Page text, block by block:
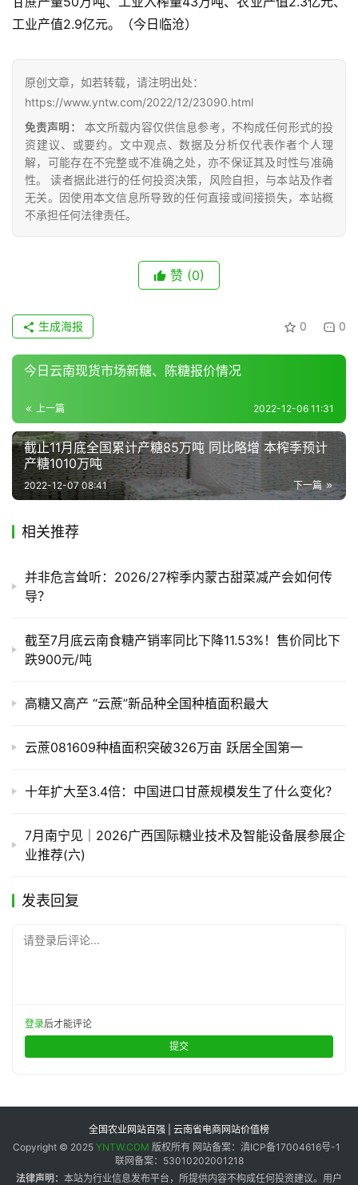
链
产
销
储
运
工业产值2.9亿元。（今日临沧）
原创文章，如若转载，请注明出处：
https://www.yntw.com/2022/12/23090.html
免责声明：
本文所载内容仅供信息参考，不构成任何形式的投
资建议、或要约。文中观点、数据及分析仅代表作者个人理
解，可能存在不完整或不准确之处，亦不保证其及时性与准确
性。 读者据此进行的任何投资决策，风险自担，与本站及作者
无关。因使用本文信息所导致的任何直接或间接损失，本站概
不承担任何法律责任。
赞 (0)
0 0
生成海报
今日云南现货市场新糖、陈糖报价情况
上一篇 2022-12-06 11:31
截止11月底全国累计产糖85万吨 同比略增 本榨季预计
产糖1010万吨
下一篇
2022-12-07 08:41
相关推荐
并非危言耸听：2026/27榨季内蒙古甜菜减产会如何传
导？
截至7月底云南食糖产销率同比下降11.53%！售价同比下
跌900元/吨
高糖又高产 “云蔗”新品种全国种植面积最大
云蔗081609种植面积突破326万亩 跃居全国第一
十年扩大至3.4倍：中国进口甘蔗规模发生了什么变化？
7月南宁见｜2026广西国际糖业技术及智能设备展参展企
业推荐(六)
发表回复
请登录后评论...
登录后才能评论
提交
全国农业网站百强 | 云南省电商网站价值榜
Copyright © 2025 YNTW.COM 版权所有 网站备案：滇ICP备17004616号-1
联网备案：53010202001218
法律声明： 本站为行业信息发布平台，所提供内容不构成任何投资建议。用户